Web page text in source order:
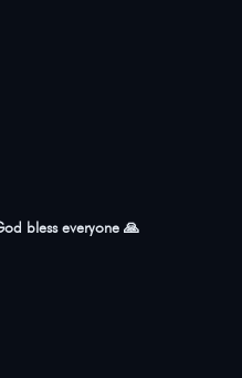
bless everyone 🙏